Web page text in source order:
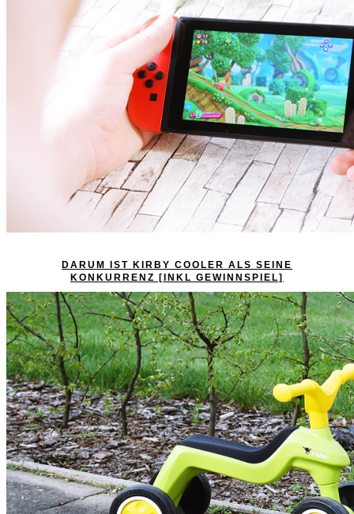
DARUM IST KIRBY COOLER ALS SEINE
KONKURRENZ [INKL GEWINNSPIEL]